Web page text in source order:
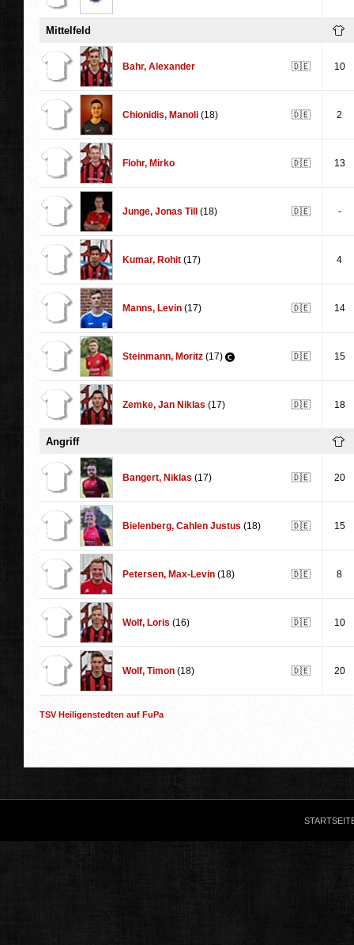
Mittelfeld
Bahr, Alexander 🇩🇪 10
Chionidis, Manoli (18) 🇩🇪 2
Flohr, Mirko 🇩🇪 13
Junge, Jonas Till (18) 🇩🇪 -
Kumar, Rohit (17) 4
Manns, Levin (17) 🇩🇪 14
Steinmann, Moritz (17) 🇩🇪 15
Zemke, Jan Niklas (17) 🇩🇪 18
Angriff
Bangert, Niklas (17) 🇩🇪 20
Bielenberg, Cahlen Justus (18) 🇩🇪 15
Petersen, Max-Levin (18) 🇩🇪 8
Wolf, Loris (16) 🇩🇪 10
Wolf, Timon (18) 🇩🇪 20
TSV Heiligenstedten auf FuPa